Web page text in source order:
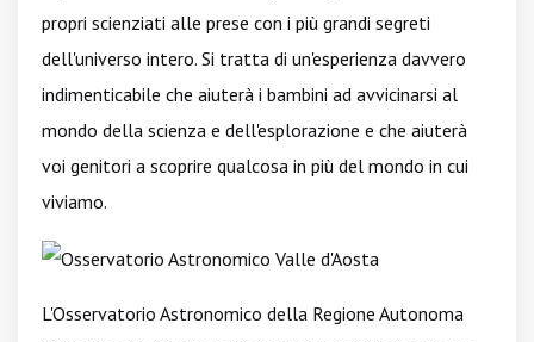
propri scienziati alle prese con i più grandi segreti
dell'universo intero. Si tratta di un'esperienza davvero
indimenticabile che aiuterà i bambini ad avvicinarsi al
mondo della scienza e dell'esplorazione e che aiuterà
voi genitori a scoprire qualcosa in più del mondo in cui
viviamo.
L'Osservatorio Astronomico della Regione Autonoma